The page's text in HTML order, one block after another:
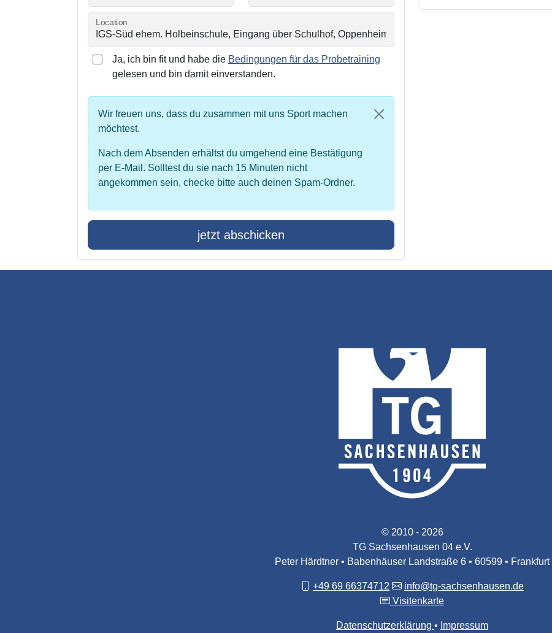
Location
Ja, ich bin fit und habe die Bedingungen für das Probetraining
gelesen und bin damit einverstanden.
Wir freuen uns, dass du zusammen mit uns Sport machen
möchtest.
Nach dem Absenden erhältst du umgehend eine Bestätigung
per E-Mail. Solltest du sie nach 15 Minuten nicht
angekommen sein, checke bitte auch deinen Spam-Ordner.
jetzt abschicken
© 2010 - 2026
TG Sachsenhausen 04 e.V.
Peter Härdtner • Babenhäuser Landstraße 6 • 60599 • Frankfurt
+49 69 66374712
info@tg-sachsenhausen.de
Visitenkarte
Datenschutzerklärung Impressum